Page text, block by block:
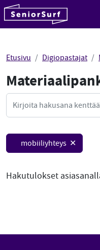
Hyppää sisältöön
Etusivu Digiopastajat
Haku
mobiiliyhteys ✕
Hakutulokset